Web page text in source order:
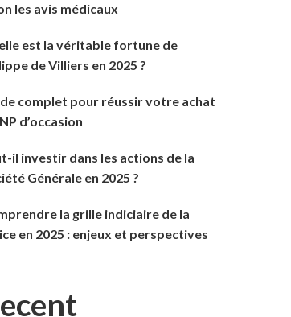
les avis médicaux
est la véritable fortune de
de Villiers en 2025 ?
complet pour réussir votre achat
d’occasion
il investir dans les actions de la
Générale en 2025 ?
la grille indiciaire de la
en 2025 : enjeux et perspectives